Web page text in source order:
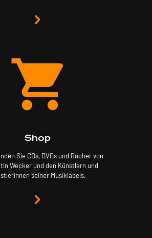
Shop
Sie CDs, DVDs und Bücher von
Wecker und den Künstlern und
seiner Musiklabels.